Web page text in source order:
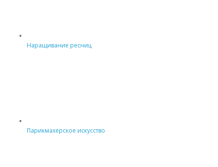
Наращивание ресниц
Парикмахерское искусство